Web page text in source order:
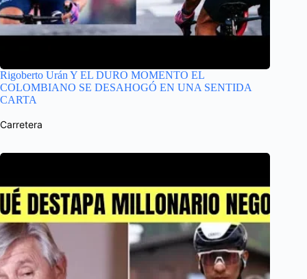
Rigoberto Urán Y EL DURO MOMENTO EL
COLOMBIANO SE DESAHOGÓ EN UNA SENTIDA
CARTA
Carretera